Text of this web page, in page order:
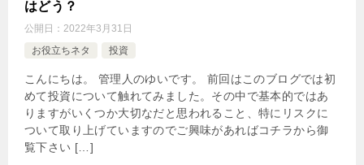
はどう？
公開日： 2022年3月31日
お役立ちネタ
投資
こんにちは。 管理人のゆいです。 前回はこのブログでは初
めて投資について触れてみました。その中で基本的ではあ
りますがいくつか大切なだと思われること、特にリスクに
ついて取り上げていますのでご興味があればコチラから御
覧下さい […]